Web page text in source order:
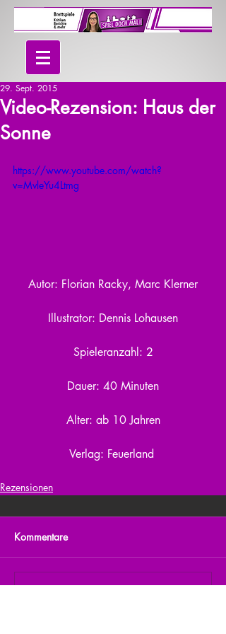
Video-Rezension: Haus der
Sonne
29. Sept. 2015
https://www.youtube.com/watch?
v=MvleYu4Ltmg
Autor: Florian Racky, Marc Klerner
Illustrator: Dennis Lohausen
Spieleranzahl: 2
Dauer: 40 Minuten
Alter: ab 10 Jahren
Verlag: Feuerland
Rezensionen
Kommentare